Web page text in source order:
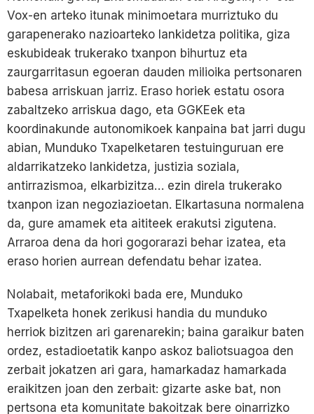
Vox-en arteko itunak minimoetara murriztuko du
garapenerako nazioarteko lankidetza politika, giza
eskubideak trukerako txanpon bihurtuz eta
zaurgarritasun egoeran dauden milioika pertsonaren
babesa arriskuan jarriz. Eraso horiek estatu osora
zabaltzeko arriskua dago, eta GGKEek eta
koordinakunde autonomikoek kanpaina bat jarri dugu
abian, Munduko Txapelketaren testuinguruan ere
aldarrikatzeko lankidetza, justizia soziala,
antirrazismoa, elkarbizitza… ezin direla trukerako
txanpon izan negoziazioetan. Elkartasuna normalena
da, gure amamek eta aititeek erakutsi zigutena.
Arraroa dena da hori gogorarazi behar izatea, eta
eraso horien aurrean defendatu behar izatea.
Nolabait, metaforikoki bada ere, Munduko
Txapelketa honek zerikusi handia du munduko
herriok bizitzen ari garenarekin; baina garaikur baten
ordez, estadioetatik kanpo askoz baliotsuagoa den
zerbait jokatzen ari gara, hamarkadaz hamarkada
eraikitzen joan den zerbait: gizarte aske bat, non
pertsona eta komunitate bakoitzak bere oinarrizko